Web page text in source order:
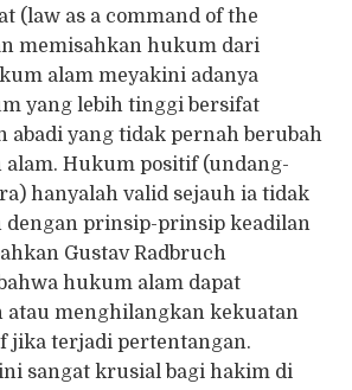
(law as a command of the
memisahkan hukum dari
alam meyakini adanya
yang lebih tinggi bersifat
abadi yang tidak pernah berubah
alam. Hukum positif (undang-
hanyalah valid sejauh ia tidak
dengan prinsip-prinsip keadilan
Gustav Radbruch
hukum alam dapat
atau menghilangkan kekuatan
jika terjadi pertentangan.
sangat krusial bagi hakim di